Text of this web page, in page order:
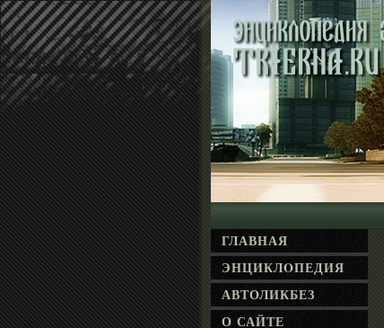
ГЛАВНАЯ
ЭНЦИКЛΟПЕДИЯ
АВТОЛИКБЕЗ
О САЙТЕ